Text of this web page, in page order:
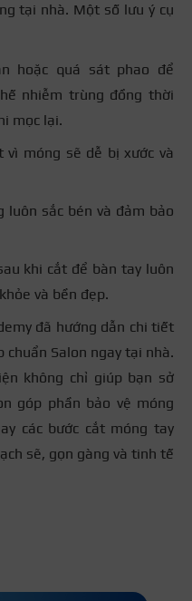
tại nhà. Một số lưu ý cụ
hoặc quá sát phao để
nhiễm trùng đồng thời
mọc lại.
móng sẽ dễ bị xước và
luôn sắc bén và đảm bảo
khi cắt để bàn tay luôn
và bền đẹp.
đã hướng dẫn chi tiết
chuẩn Salon ngay tại nhà.
không chỉ giúp bạn sở
góp phần bảo vệ móng
các bước cắt móng tay
sẽ, gọn gàng và tinh tế